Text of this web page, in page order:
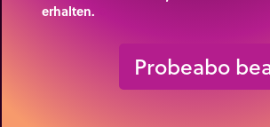
erhalten.
Probeabo